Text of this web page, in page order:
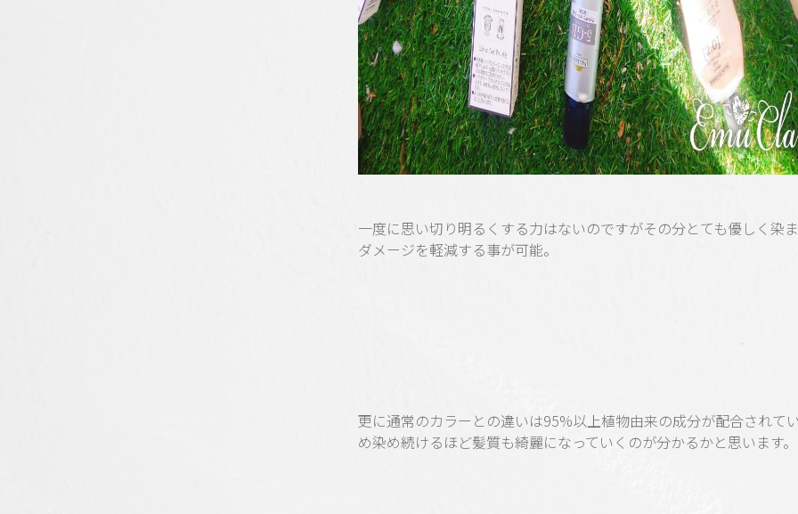
一度に思い切り明るくする力はないのですがその分とても優しく染
ダメージを軽減する事が可能。
更に通常のカラーとの違いは95%以上植物由来の成分が配合されて
め染め続けるほど髪質も綺麗になっていくのが分かるかと思います。